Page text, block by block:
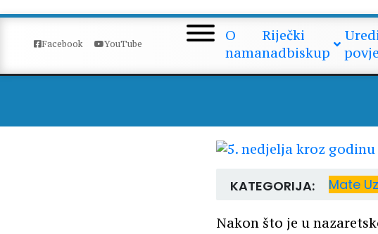
Facebook YouTube
O
nama
Riječki
nadbiskup
5.
KATEGORIJA: Mate
Nakon što je u